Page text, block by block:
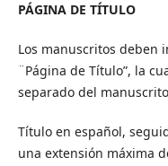
PÁGINA DE TÍTULO
Los manuscritos deben
¨Página de Título”, la
separado del
Título en español,
una extensión máxima